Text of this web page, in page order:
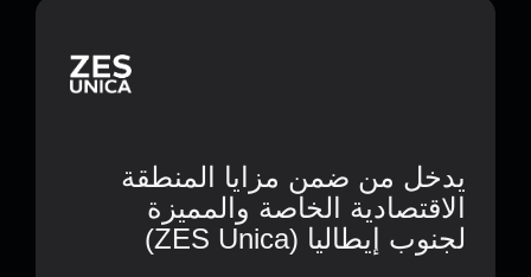
يدخل من ضمن مزايا المنطقة
الاقتصادية الخاصة والمميزة
لجنوب إيطاليا (ZES Unica)